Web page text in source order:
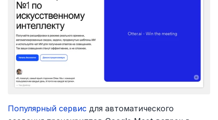
Популярный сервис для автоматического